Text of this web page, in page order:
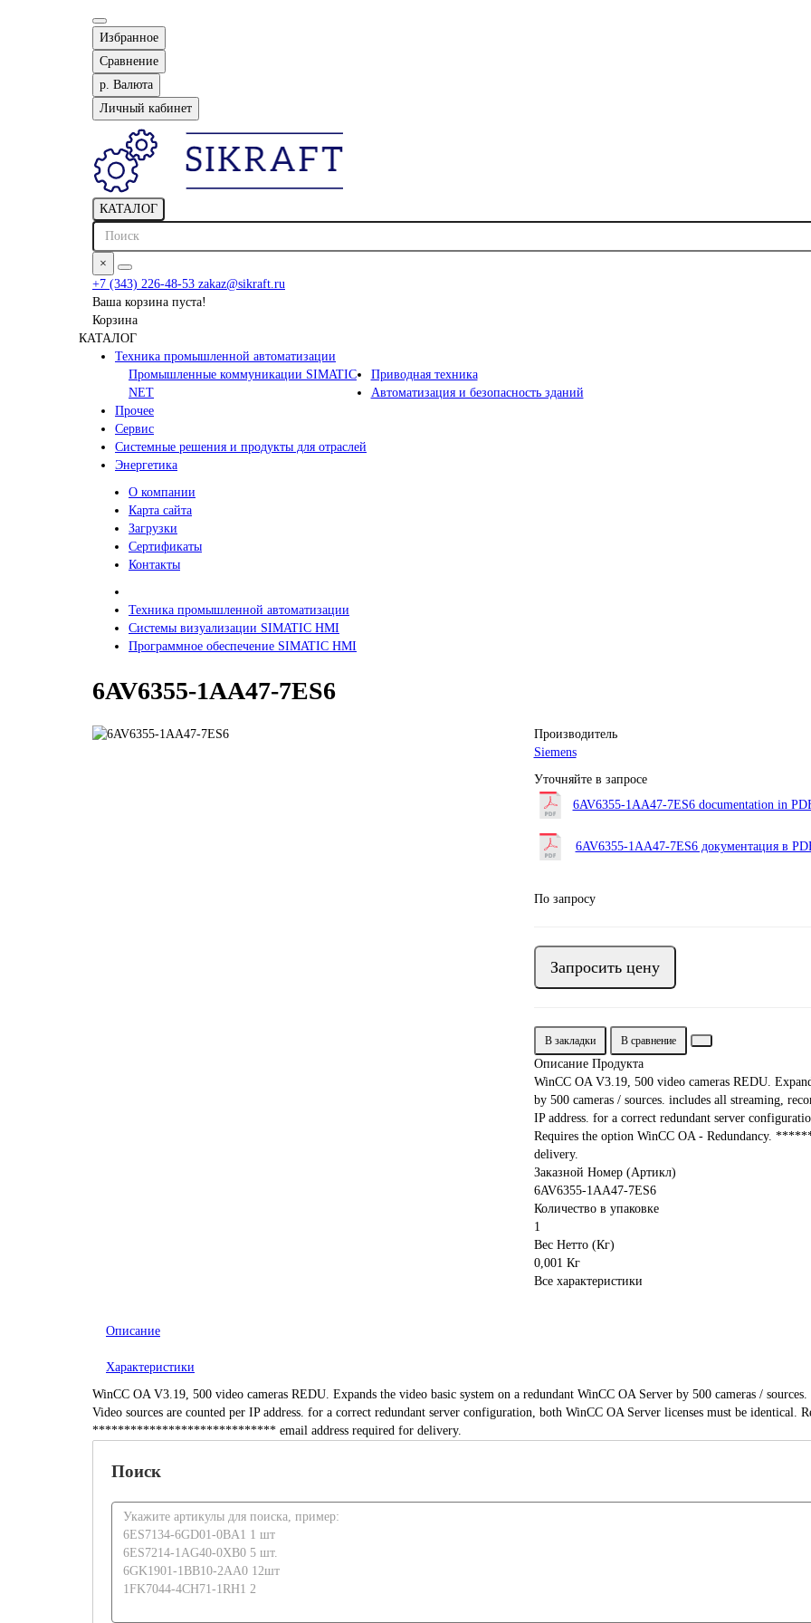
Избранное
Сравнение
р. Валюта
Личный кабинет
КАТАЛОГ
×
+7 (343) 226-48-53 zakaz@sikraft.ru
Ваша корзина пуста!
Корзина
КАТАЛОГ
Техника промышленной автоматизации
Промышленные коммуникации SIMATIC
NET
Приводная техника
Автоматизация и безопасность зданий
Прочее
Сервис
Системные решения и продукты для отраслей
Энергетика
О компании
Карта сайта
Загрузки
Сертификаты
Контакты
Техника промышленной автоматизации
Системы визуализации SIMATIC HMI
Программное обеспечение SIMATIC HMI
6AV6355-1AA47-7ES6
Производитель
Siemens
Уточняйте в запросе
6AV6355-1AA47-7ES6 documentation in
6AV6355-1AA47-7ES6 документация в
По запросу
Запросить цену
В закладки В сравнение
Описание Продукта
WinCC OA V3.19, 500 video cameras REDU.
by 500 cameras / sources. includes all streaming,
IP address. for a correct redundant server
Requires the option WinCC OA - Redundancy.
delivery.
Заказной Номер (Артикл)
6AV6355-1AA47-7ES6
Количество в упаковке
1
Вес Нетто (Кг)
0,001 Кг
Все характеристики
Описание
Характеристики
WinCC OA V3.19, 500 video cameras REDU. Expands the video basic system on a redundant WinCC OA Server by 500 cameras /
Video sources are counted per IP address. for a correct redundant server configuration, both WinCC OA Server licenses must be identical.
***************************** email address required for delivery.
Поиск